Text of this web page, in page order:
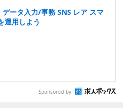
ータ入力/事務 SNS レア スマ
運用しよう
Sponsored by